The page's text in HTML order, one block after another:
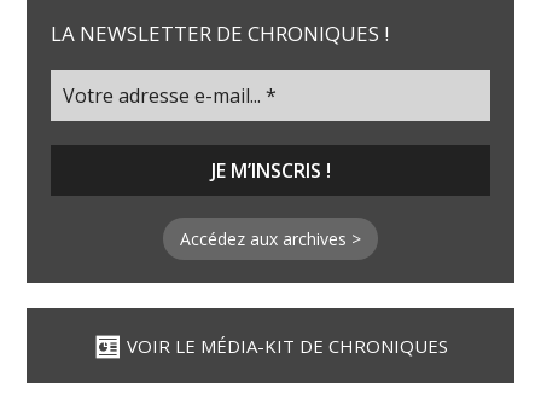
LA NEWSLETTER DE CHRONIQUES !
Accédez aux archives >
VOIR LE MÉDIA-KIT DE CHRONIQUES